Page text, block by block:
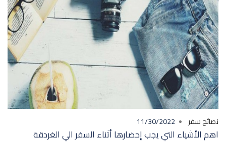
نصائح سفر
اهم الأشياء التي يجب إحضارها أثناء السفر الي الغردقة